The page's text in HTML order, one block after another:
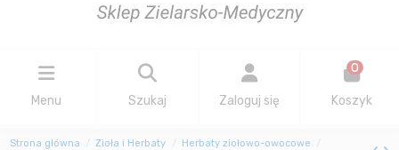
Menu Szukaj Zaloguj się
0
Koszyk
Strona główna Zioła i Herbaty
Herbaty ziołowo-owocowe